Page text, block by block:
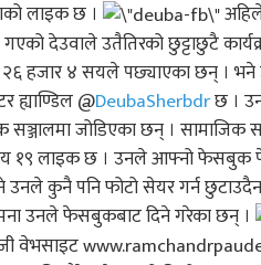
लाइक छ ।
देउवाले उतैतिरको छुट्टाछुटै
२६ हजार ४ सयले पछ्याएका छन् ।
ह्याण्डिल @DeubaSherbdrछ ।
सञ्जालमा जोडिएका छन् ।
लाइक छ । उनले आफ्नो फेसबुक
उनले कुनै पनि फोटो सेयर गर्न
उनले फेसबुकबाट दिने गरेका छन् ।
वेभसाइट